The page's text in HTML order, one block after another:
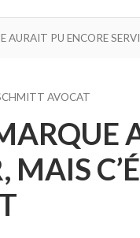
AURAIT PU ENCORE
AVOCAT
MAIS